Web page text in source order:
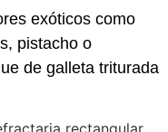
exóticos como
pistacho o
de galleta triturada